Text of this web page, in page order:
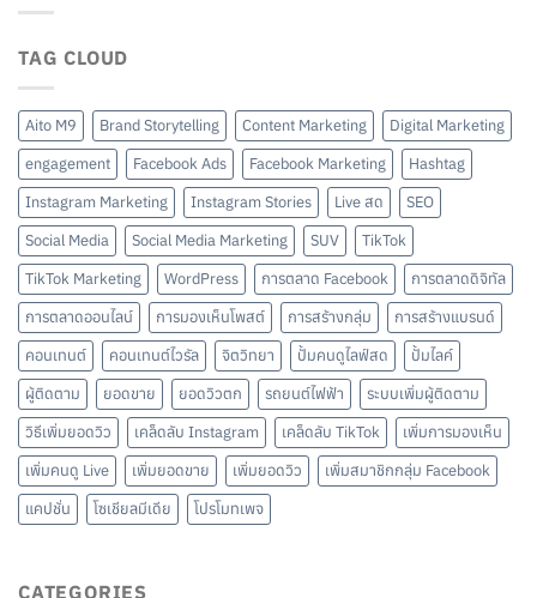
TAG CLOUD
Aito M9 Brand Storytelling Content Marketing
Digital Marketing
engagement
Facebook Ads Facebook Marketing
Hashtag
Instagram Marketing
Instagram Stories Live สด
SEO
Social Media
Social Media Marketing SUV
TikTok
TikTok Marketing
WordPress การตลาด Facebook
การตลาดดิจิทัล
การตลาดออนไลน์
การมองเห็นโพสต์ การสร้างกลุ่ม
การสร้างแบรนด์
คอนเทนต์
คอนเทนต์ไวรัล จิตวิทยา ปั้มคนดูไลฟ์สด
ปั้มไลค์
ผู้ติดตาม
ยอดขาย ยอดวิวตก รถยนต์ไฟฟ้า
ระบบเพิ่มผู้ติดตาม
วิธีเพิ่มยอดวิว
เคล็ดลับ Instagram เคล็ดลับ TikTok
เพิ่มการมองเห็น
เพิ่มคนดู Live
เพิ่มยอดขาย เพิ่มยอดวิว
เพิ่มสมาชิกกลุ่ม Facebook
แคปชั่น
โซเชียลมีเดีย โปรโมทเพจ
CATEGORIES